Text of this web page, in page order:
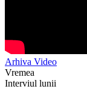
Arhiva Video
Vremea
Interviul lunii